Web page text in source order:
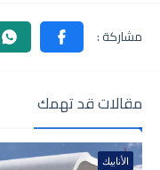
مقالات قد تهمك
الأنابيك